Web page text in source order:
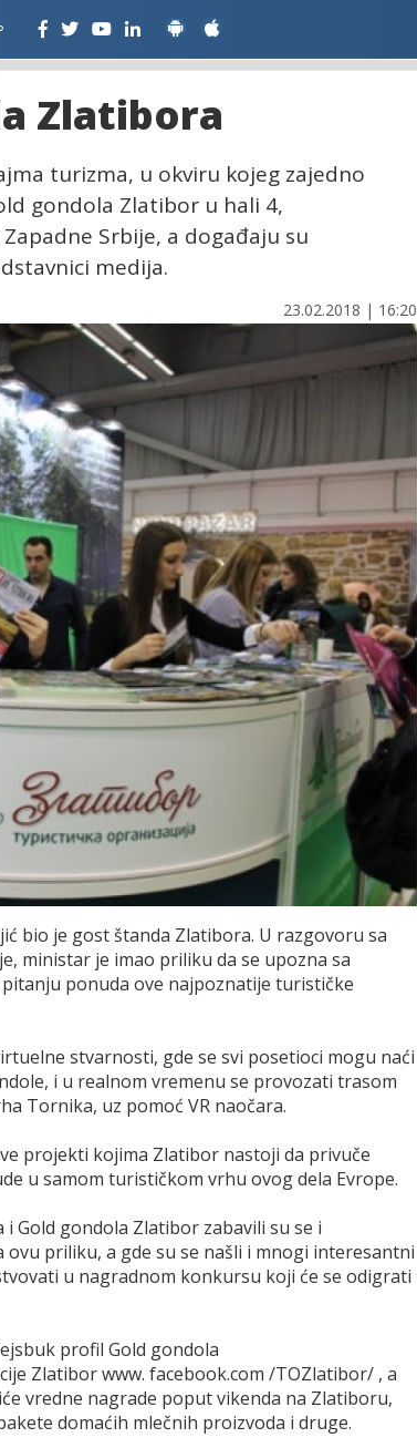
Zlatibora
turizma, u okviru kojeg zajedno
gondola Zlatibor u hali 4,
Srbije, a događaju su
medija.
23.02.2018 | 16:20
bio je gost štanda Zlatibora. U razgovoru sa
ministar je imao priliku da se upozna sa
ponuda ove najpoznatije turističke
stvarnosti, gde se svi posetioci mogu naći
i u realnom vremenu se provozati trasom
Tornika, uz pomoć VR naočara.
projekti kojima Zlatibor nastoji da privuče
u samom turističkom vrhu ovog dela Evrope.
Gold gondola Zlatibor zabavili su se i
priliku, a gde su se našli i mnogi interesantni
u nagradnom konkursu koji će se odigrati
profil Gold gondola
Zlatibor www. facebook.com /TOZlatibor/ , a
vredne nagrade poput vikenda na Zlatiboru,
domaćih mlečnih proizvoda i druge.